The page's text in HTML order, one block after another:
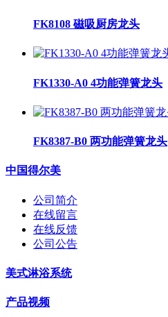
FK8108 磁吸厨房龙头
FK1330-A0 4功能弹簧龙头
FK8387-B0 两功能弹簧龙头
中国得尔美
公司简介
在线留言
在线反馈
公司公告
美式淋浴系统
产品视频